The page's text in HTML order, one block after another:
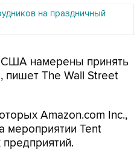
на праздничный
США намерены принять
The Wall Street
Amazon.com Inc.,
мероприятии Tent